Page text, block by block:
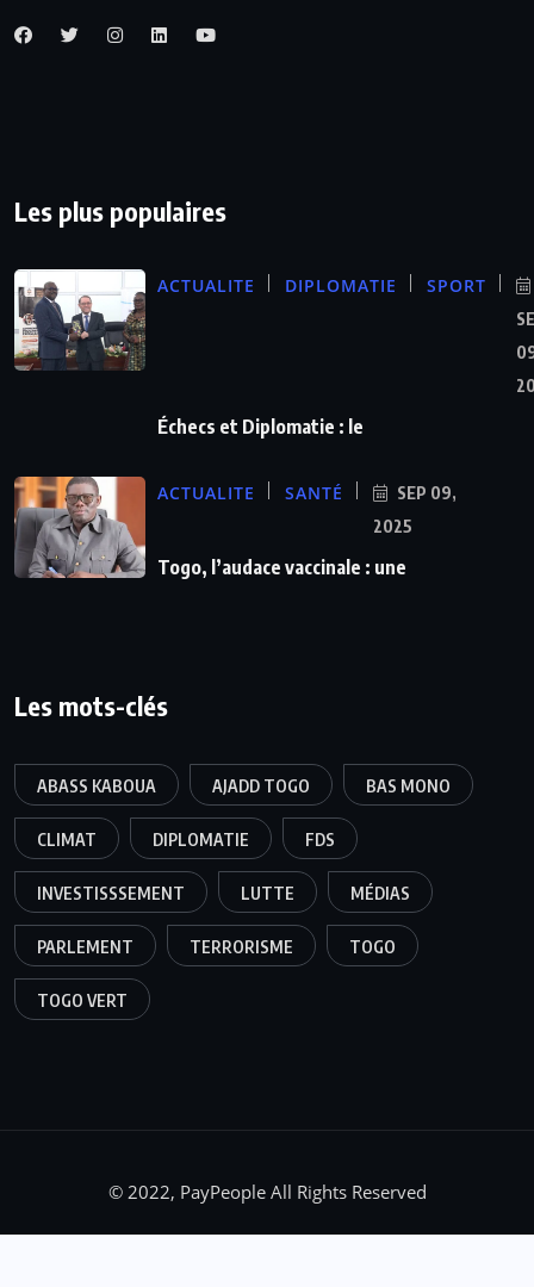
Les plus populaires
ACTUALITE DIPLOMATIE SPORT
Échecs et Diplomatie : le
ACTUALITE SANTÉ
SEP 09,
2025
Togo, l’audace vaccinale : une
Les mots-clés
ABASS KABOUA AJADD TOGO BAS MONO
CLIMAT DIPLOMATIE FDS
INVESTISSSEMENT LUTTE MÉDIAS
PARLEMENT TERRORISME TOGO
TOGO VERT
© 2022, PayPeople All Rights Reserved